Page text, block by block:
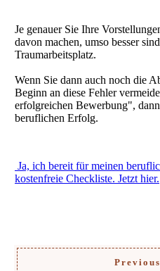
Je genauer Sie Ihre
davon machen, umso besser
Traumarbeitsplatz.
Wenn Sie dann auch noch die
Beginn an diese Fehler
erfolgreichen Bewerbung",
beruflichen Erfolg.
Ja, ich bereit für meinen
kostenfreie Checkliste. Jetzt hier.